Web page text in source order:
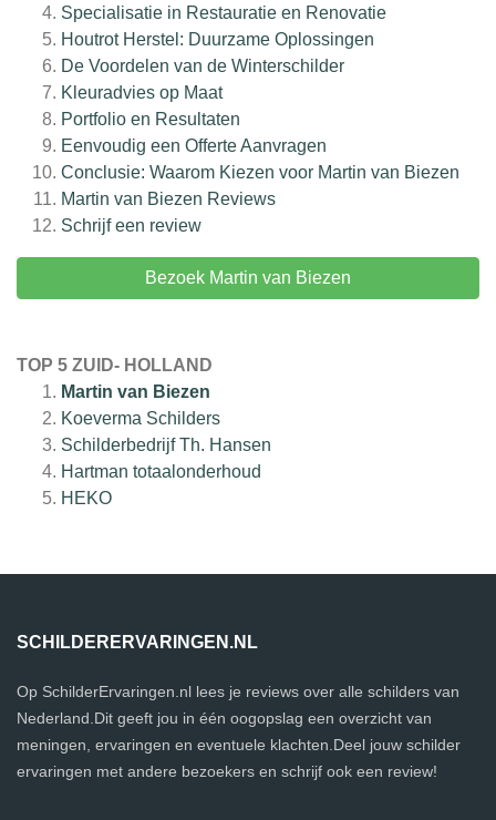
Specialisatie in Restauratie en Renovatie
Houtrot Herstel: Duurzame Oplossingen
De Voordelen van de Winterschilder
Kleuradvies op Maat
Portfolio en Resultaten
Eenvoudig een Offerte Aanvragen
Conclusie: Waarom Kiezen voor Martin van Biezen
Martin van Biezen Reviews
Schrijf een review
Bezoek Martin van Biezen
TOP 5 ZUID- HOLLAND
Martin van Biezen
Koeverma Schilders
Schilderbedrijf Th. Hansen
Hartman totaalonderhoud
HEKO
SCHILDERERVARINGEN.NL
Op SchilderErvaringen.nl lees je reviews over alle schilders van
Nederland.Dit geeft jou in één oogopslag een overzicht van
meningen, ervaringen en eventuele klachten.Deel jouw schilder
ervaringen met andere bezoekers en schrijf ook een review!